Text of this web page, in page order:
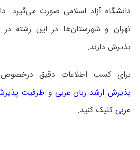
دانشگاه آزاد اسلامی صورت می‌گیرد.
تهران و شهرستان‌ها در این رشته در
پذیرش دارند.
برای کسب اطلاعات دقیق درخصوص
پذیرش ارشد زبان عربی و ظرفیت
عربی کلیک کنید.